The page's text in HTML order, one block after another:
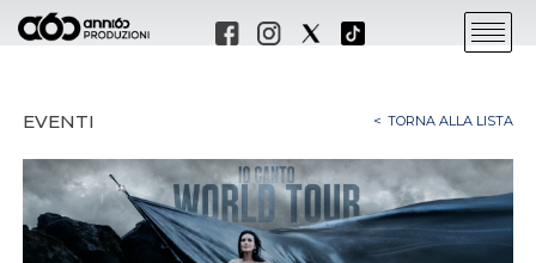
EVENTI TORNA ALLA LISTA